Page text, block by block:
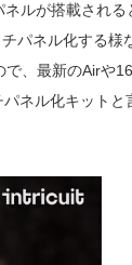
ルが搭載され
パネル化する
、最新のAirや
ネル化キット